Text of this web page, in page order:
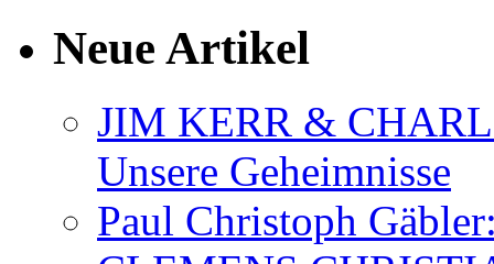
Neue Artikel
JIM KERR &
Unsere Geheimnisse
Paul Christoph